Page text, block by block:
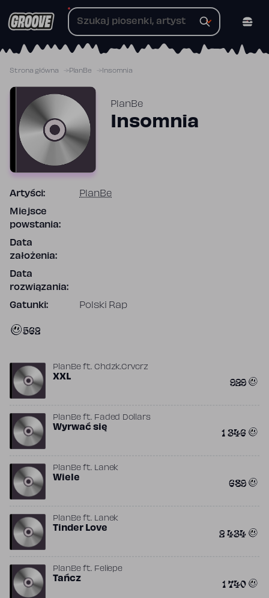
do
Strona główna PlanBe Insomnia
PlanBe
Insomnia
Artyści: PlanBe
Miejsce
powstania:
Data
założenia:
Data
rozwiązania:
Gatunki: Polski Rap
562
PlanBeft. Chdzk.Crvcrz
XXL 929
PlanBeft. Faded Dollars
Wyrwać się 1 346
PlanBeft. Lanek
Wiele 689
PlanBeft. Lanek
Tinder Love 2 434
PlanBeft. Feliepe
Tańcz 1 740